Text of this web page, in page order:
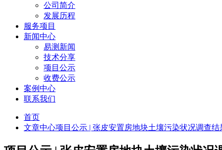
公司简介
发展历程
服务项目
新闻中心
易测新闻
技术分享
项目公示
收费公示
案例中心
联系我们
首页
文章中心项目公示 | 张皮安置房地块土壤污染状况调查结